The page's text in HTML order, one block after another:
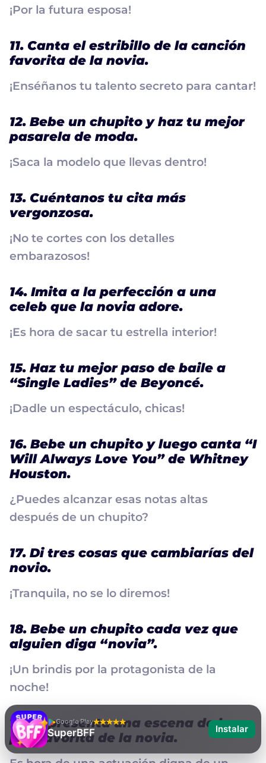
¡Por la futura esposa!
11. Canta el estribillo de la canción
favorita de la novia.
¡Enséñanos tu talento secreto para cantar!
12. Bebe un chupito y haz tu mejor
pasarela de moda.
¡Saca la modelo que llevas dentro!
13. Cuéntanos tu cita más
vergonzosa.
¡No te cortes con los detalles
embarazosos!
14. Imita a la perfección a una
celeb que la novia adore.
¡Es hora de sacar tu estrella interior!
15. Haz tu mejor paso de baile a
“Single Ladies” de Beyoncé.
¡Dadle un espectáculo, chicas!
16. Bebe un chupito y luego canta “I
Will Always Love You” de Whitney
Houston.
¿Puedes alcanzar esas notas altas
después de un chupito?
17. Di tres cosas que cambiarías del
novio.
¡Tranquila, no se lo diremos!
18. Bebe un chupito cada vez que
alguien diga “novia”.
¡Un brindis por la protagonista de la
noche!
19. Representa una escena de la
peli favorita de la novia.
Google Play
SuperBFF Instalar